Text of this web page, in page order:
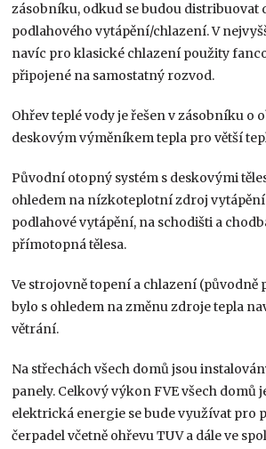
zásobníku, odkud se budou distribuovat
podlahového vytápění/chlazení. V
navíc pro klasické chlazení použity
připojené na samostatný rozvod.
Ohřev teplé vody je řešen v zásobníku o
deskovým výměníkem tepla pro větší
Původní otopný systém s deskovými
ohledem na nízkoteplotní zdroj
podlahové vytápění, na schodišti a
přímotopná tělesa.
Ve strojovně topení a chlazení (původně
bylo s ohledem na změnu zdroje tepla
větrání.
Na střechách všech domů jsou
panely. Celkový výkon FVE všech domů
elektrická energie se bude využívat pro
čerpadel včetně ohřevu TUV a dále ve